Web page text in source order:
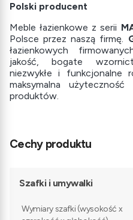
Polski producent
Meble łazienkowe z serii
Polsce przez naszą firmę.
łazienkowych
jakość, bogate
niezwykłe i funkcjonalne
maksymalna
produktów.
Cechy produktu
Szafki i umywalki
Wymiary szafki (wysokość x